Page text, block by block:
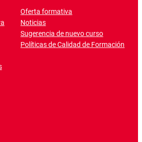
Oferta formativa
Noticias
Sugerencia de nuevo curso
Políticas de Calidad de Formación